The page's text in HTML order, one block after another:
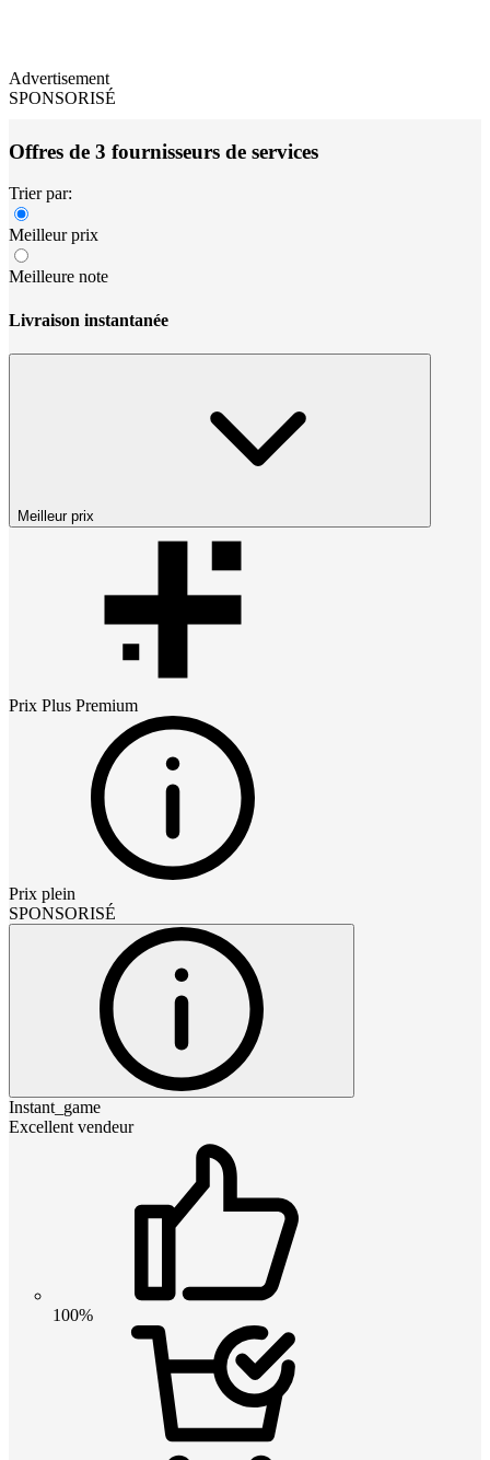
Advertisement
SPONSORISÉ
Offres de 3 fournisseurs de services
Trier par:
Meilleur prix
Meilleure note
Livraison instantanée
Meilleur prix
Prix Plus Premium
Prix plein
SPONSORISÉ
Instant_game
Excellent vendeur
100%